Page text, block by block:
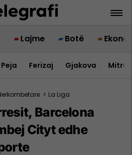
Lajme Botë
Peja Ferizaj Gjakova
> La Liga
Barcelona
Cityt edhe